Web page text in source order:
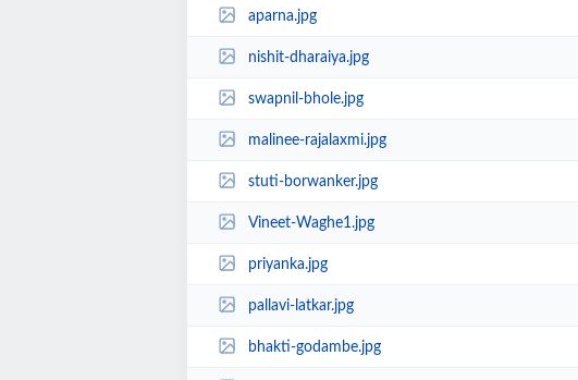
aparna.jpg
nishit-dharaiya.jpg
swapnil-bhole.jpg
malinee-rajalaxmi.jpg
stuti-borwanker.jpg
Vineet-Waghe1.jpg
priyanka.jpg
pallavi-latkar.jpg
bhakti-godambe.jpg